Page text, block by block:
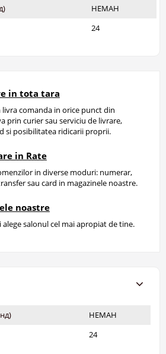
НЕМАН
24
in tota tara
livra comanda in orice punct din
prin curier sau serviciu de livrare,
si posibilitatea ridicarii proprii.
in Rate
in diverse moduri: numerar,
sau card in magazinele noastre.
noastre
alege salonul cel mai apropiat de tine.
НЕМАН
24